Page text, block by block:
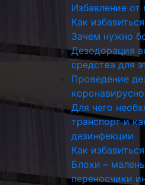
Избавление от
Как
Зачем нужно
Дезодорация
средства для
Проведение
Для чего
транспорт и
дезинфекции
Как
Блохи –
переносчики